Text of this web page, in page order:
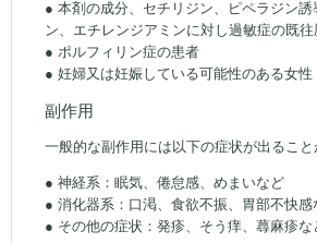
● 本剤の成分、セチリジン、ピペラジン誘
ン、エチレンジアミンに対し過敏症の既
● ポルフィリン症の患者
● 妊婦又は妊娠している可能性のある女性
副作用
一般的な副作用には以下の症状が出ること
● 神経系：眠気、倦怠感、めまいなど
● 消化器系：口渇、食欲不振、胃部不快感
● その他の症状：発疹、そう痒、蕁麻疹な